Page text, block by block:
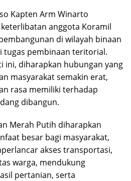
Kapten Arm Winarto
anggota Koramil
di wilayah binaan
tugas pembinaan teritorial.
ini, diharapkan hubungan yang
masyarakat semakin erat,
rasa memiliki terhadap
dibangun.
Merah Putih diharapkan
besar bagi masyarakat,
akses transportasi,
warga, mendukung
pertanian, serta